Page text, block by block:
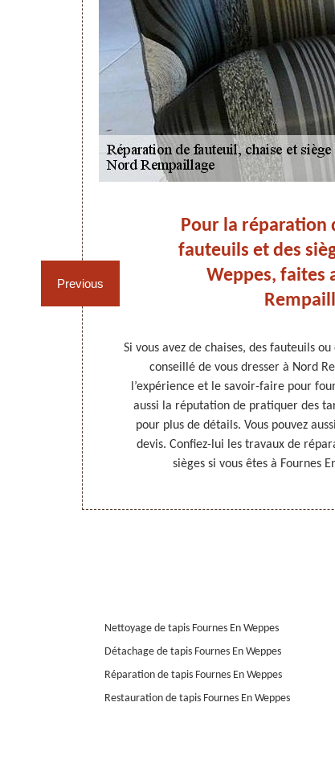
Previous
Pour la réparation
fauteuils et des
Weppes, faites
Si vous avez de chaises, des fauteuils
conseillé de vous dresser à Nord
l’expérience et le savoir-faire pour
aussi la réputation de pratiquer des
pour plus de détails. Vous pouvez
devis. Confiez-lui les travaux de
sièges si vous êtes à Fournes
Nettoyage de tapis Fournes En Weppes
Détachage de tapis Fournes En Weppes
Réparation de tapis Fournes En Weppes
Restauration de tapis Fournes En Weppes